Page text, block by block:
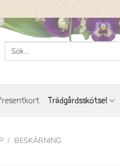
Sök
Trädgårdsskötsel
/ BESKÄRNING